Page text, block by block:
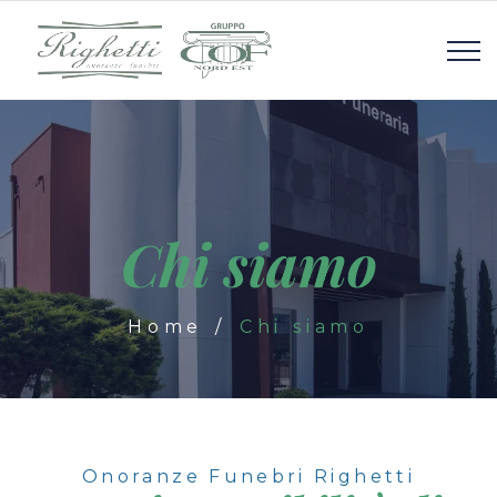
Chi siamo
Home Chi siamo
Onoranze Funebri Righetti